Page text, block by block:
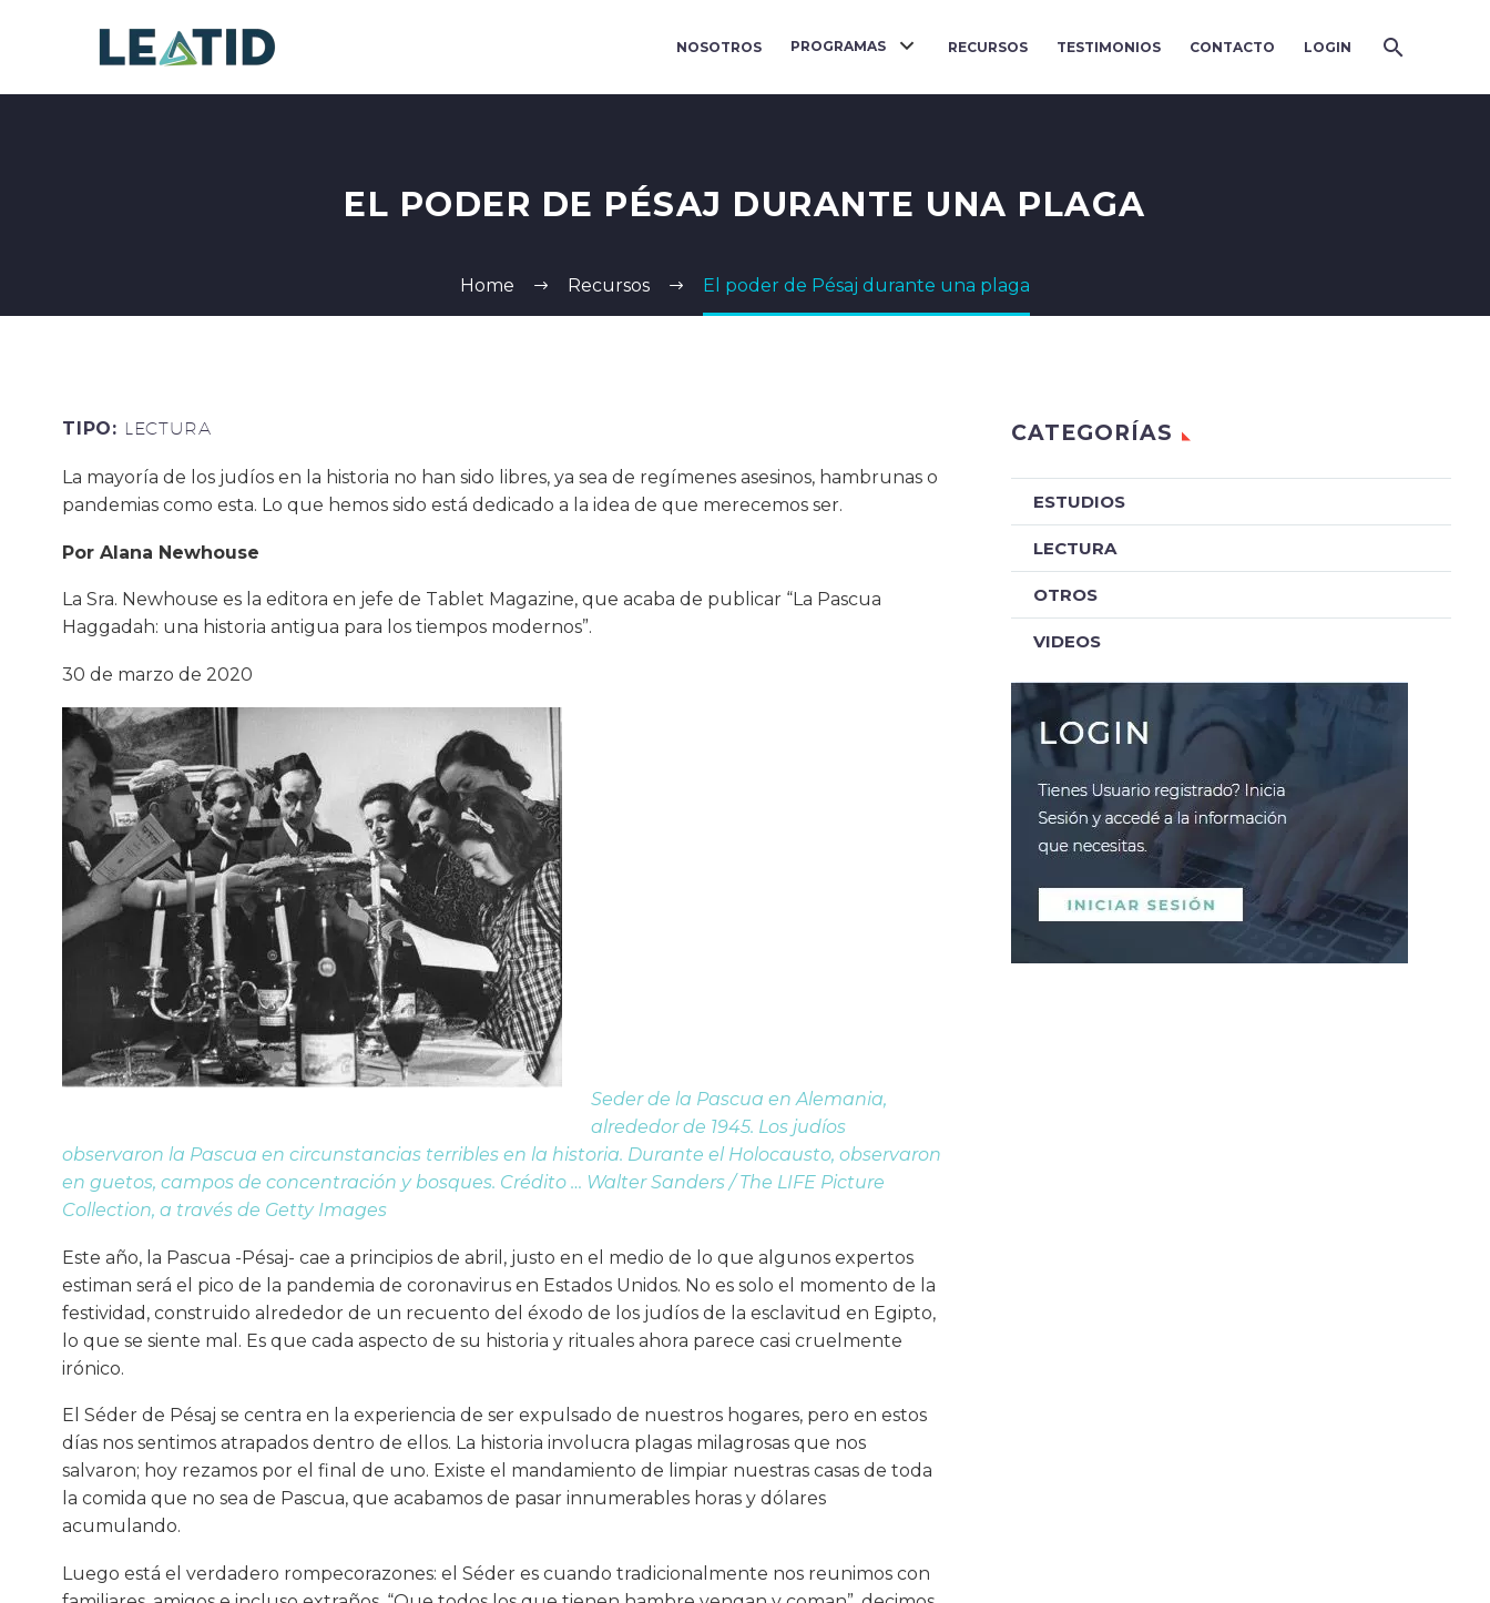
NOSOTROS PROGRAMAS RECURSOS TESTIMONIOS CONTACTO LOGIN
EL PODER DE PÉSAJ DURANTE UNA PLAGA
Home Recursos El poder de Pésaj durante una plaga
TIPO: LECTURA
La mayoría de los judíos en la historia no han sido libres, ya sea de regímenes asesinos, hambrunas o
pandemias como esta. Lo que hemos sido está dedicado a la idea de que merecemos ser.
Por Alana Newhouse
La Sra. Newhouse es la editora en jefe de Tablet Magazine, que acaba de publicar “La Pascua
Haggadah: una historia antigua para los tiempos modernos”.
30 de marzo de 2020
Seder de la Pascua en Alemania,
alrededor de 1945. Los judíos
observaron la Pascua en circunstancias terribles en la historia. Durante el Holocausto, observaron
en guetos, campos de concentración y bosques. Crédito … Walter Sanders / The LIFE Picture
Collection, a través de Getty Images
Este año, la Pascua -Pésaj- cae a principios de abril, justo en el medio de lo que algunos expertos
estiman será el pico de la pandemia de coronavirus en Estados Unidos. No es solo el momento de la
festividad, construido alrededor de un recuento del éxodo de los judíos de la esclavitud en Egipto,
lo que se siente mal. Es que cada aspecto de su historia y rituales ahora parece casi cruelmente
irónico.
El Séder de Pésaj se centra en la experiencia de ser expulsado de nuestros hogares, pero en estos
días nos sentimos atrapados dentro de ellos. La historia involucra plagas milagrosas que nos
salvaron; hoy rezamos por el final de uno. Existe el mandamiento de limpiar nuestras casas de toda
la comida que no sea de Pascua, que acabamos de pasar innumerables horas y dólares
acumulando.
Luego está el verdadero rompecorazones: el Séder es cuando tradicionalmente nos reunimos con
CATEGORÍAS
ESTUDIOS
LECTURA
OTROS
VIDEOS